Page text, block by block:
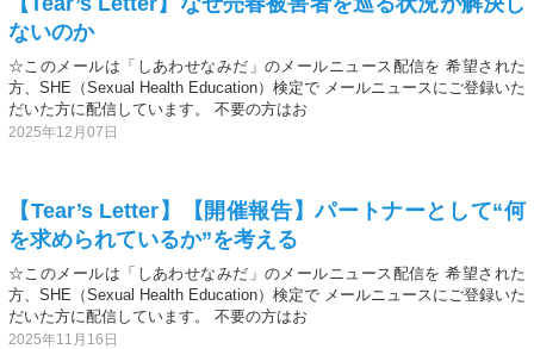
ないのか
☆このメールは「しあわせなみだ」のメールニュース配信を 希望された
方、SHE（Sexual Health Education）検定で メールニュースにご登録いた
だいた方に配信しています。 不要の方はお
2025年12月07日
【Tear’s Letter】【開催報告】パートナーとして“何
を求められているか”を考える
☆このメールは「しあわせなみだ」のメールニュース配信を 希望された
方、SHE（Sexual Health Education）検定で メールニュースにご登録いた
だいた方に配信しています。 不要の方はお
2025年11月16日